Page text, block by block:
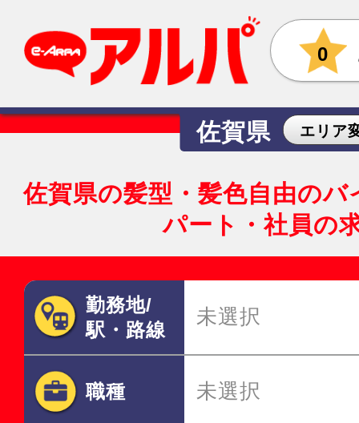
0
佐賀県 エリア
佐賀県の髪型・髪色自由の
パート・社員の
勤務地/
駅・路線
未選択
職種 未選択